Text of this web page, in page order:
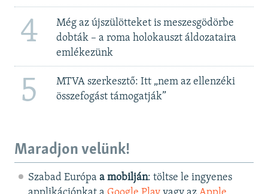
4
Még az újszülötteket is meszesgödörbe
dobták – a roma holokauszt áldozataira
emlékezünk
5
MTVA szerkesztő: Itt „nem az ellenzéki
összefogást támogatják”
Maradjon velünk!
Szabad Európa a mobilján: töltse le ingyenes